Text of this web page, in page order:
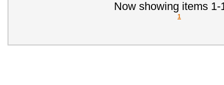
Now showing items 1-
1